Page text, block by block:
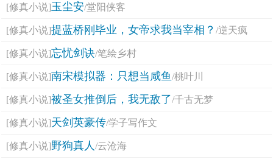
[修真小说]玉尘安/堂阳侠客
[修真小说]提蓝桥刚毕业，女帝求我当宰相？/逆天疯
[修真小说]忘忧剑诀/笔绘乡村
[修真小说]南宋模拟器：只想当咸鱼/桃叶川
[修真小说]被圣女推倒后，我无敌了/千古无梦
[修真小说]天剑英豪传/学子写作文
[修真小说]野狗真人/云沧海